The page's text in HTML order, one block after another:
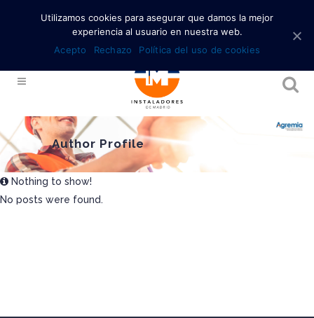
Author Profile
Nothing to show!
No posts were found.
Utilizamos cookies para asegurar que damos la mejor
experiencia al usuario en nuestra web.
Acepto
Rechazo Política del uso de cookies